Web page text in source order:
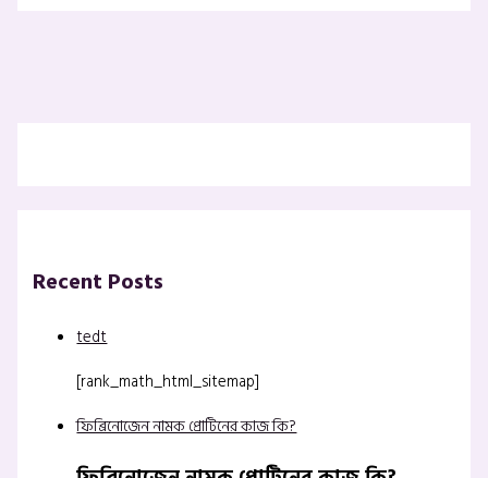
Recent Posts
tedt
[rank_math_html_sitemap]
ফিব্রিনোজেন নামক প্রোটিনের কাজ কি?